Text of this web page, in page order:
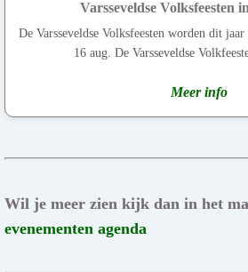
Varsseveldse Volksfeesten
De Varsseveldse Volksfeesten worden dit
16 aug. De Varsseveldse
Meer info
Wil je meer zien kijk dan in het
evenementen agenda